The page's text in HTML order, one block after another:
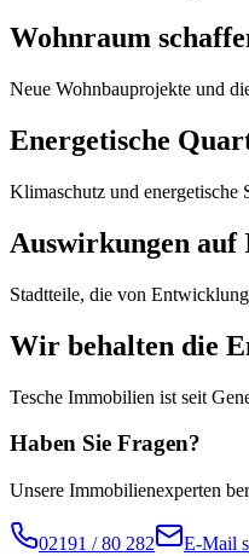
Wohnraum
Neue Wohnbauprojekte und
Energetische
Klimaschutz und energetische
Auswirkungen
Stadtteile, die von
Wir behalten die
Tesche Immobilien ist seit
Haben Sie Fragen?
Unsere Immobilienexperten
02191 / 80 282 E-Mail